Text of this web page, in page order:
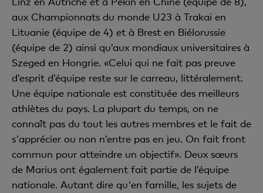
aux Championnats du monde U23 à Trakai en
Lituanie (équipe de 4) et à Brest en Biélorussie
(équipe de 2) ainsi qu’aux mondiaux universitaires à
Szeged en Hongrie. «Celui qui ne fait pas preuve
d’esprit d’équipe reste sur le carreau, littéralement.
Une équipe nationale est constituée des meilleurs
athlètes du pays. La plupart du temps, on ne
connaît pas du tout les autres membres et le fait de
s'apprécier ou non n’entre pas en jeu. On fait front
commun pour atteindre un objectif». Deux sœurs
de Marius ont également fait partie de l’équipe
nationale. Autant dire qu'en famille, les sujets de